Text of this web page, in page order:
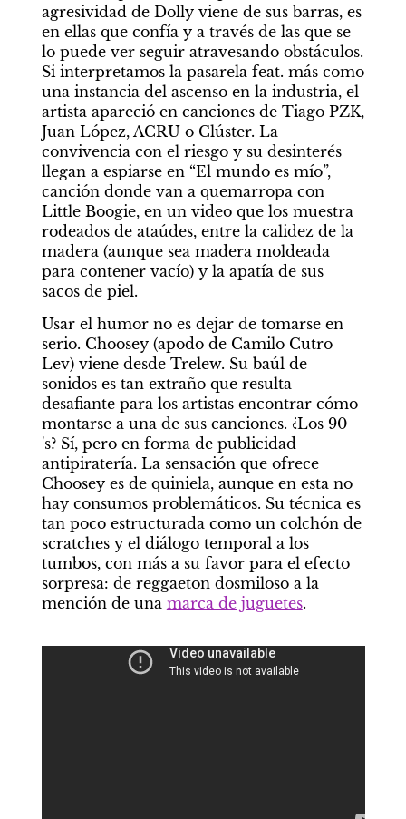
agresividad de Dolly viene de sus barras, es
en ellas que confía y a través de las que se
lo puede ver seguir atravesando obstáculos.
Si interpretamos la pasarela feat. más como
una instancia del ascenso en la industria, el
artista apareció en canciones de Tiago PZK,
Juan López, ACRU o Clúster. La
convivencia con el riesgo y su desinterés
llegan a espiarse en “El mundo es mío”,
canción donde van a quemarropa con
Little Boogie, en un video que los muestra
rodeados de ataúdes, entre la calidez de la
madera (aunque sea madera moldeada
para contener vacío) y la apatía de sus
sacos de piel.
Usar el humor no es dejar de tomarse en
serio. Choosey (apodo de Camilo Cutro
Lev) viene desde Trelew. Su baúl de
sonidos es tan extraño que resulta
desafiante para los artistas encontrar cómo
montarse a una de sus canciones. ¿Los 90
's? Sí, pero en forma de publicidad
antipiratería. La sensación que ofrece
Choosey es de quiniela, aunque en esta no
hay consumos problemáticos. Su técnica es
tan poco estructurada como un colchón de
scratches y el diálogo temporal a los
tumbos, con más a su favor para el efecto
sorpresa: de reggaeton dosmiloso a la
mención de una marca de juguetes.